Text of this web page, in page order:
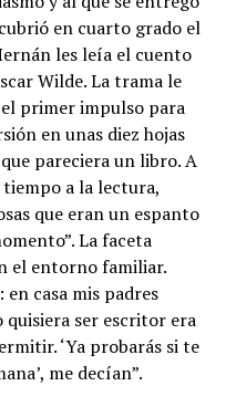
en cuarto grado el
les leía el cuento
Wilde. La trama le
primer impulso para
en unas diez hojas
pareciera un libro. A
tiempo a la lectura,
que eran un espanto
La faceta
el entorno familiar.
casa mis padres
quisiera ser escritor era
‘Ya probarás si te
me decían”.